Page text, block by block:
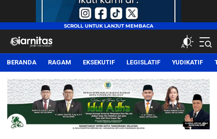
siarnitas
Jernih Menyiarkan
BERANDA RAGAM EKSEKUTIF LEGISLATIF YUDIKATIF